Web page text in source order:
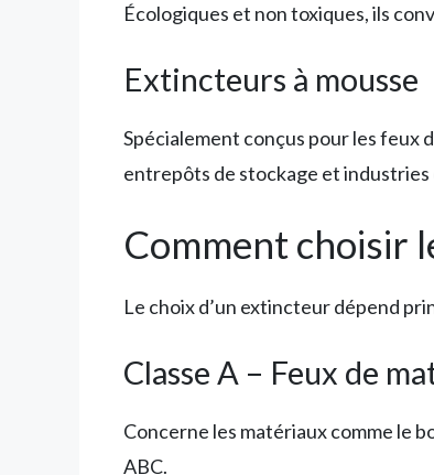
Écologiques et non toxiques, ils
Extincteurs à mousse
Spécialement conçus pour les feux
entrepôts de stockage et
Comment choisir
Le choix d’un extincteur dépend
Classe A – Feux de
Concerne les matériaux comme le
ABC.